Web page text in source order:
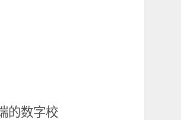
的数字校